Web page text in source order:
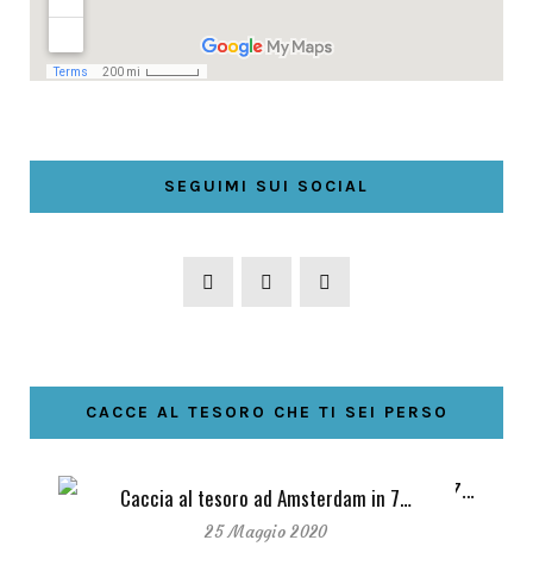
SEGUIMI SUI SOCIAL
CACCE AL TESORO CHE TI SEI PERSO
Caccia al tesoro ad Amsterdam in 7…
25 Maggio 2020